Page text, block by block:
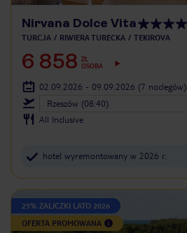
Nirvana Dolce Vita
TURCJA RIWIERA TURECKA TEKIROVA
6 858 ZŁ
OSOBA
02.09.2026 - 09.09.2026 (7 noclegów)
Rzeszów (08:40)
All Inclusive
hotel wyremontowany w 2026 r.
25% ZALICZKI LATO 2026
OFERTA PROMOWANA